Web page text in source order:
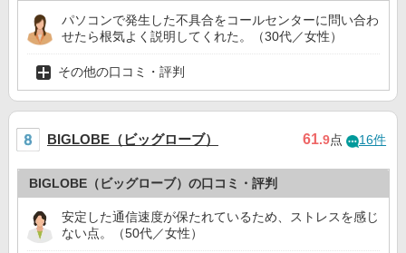
パソコンで発生した不具合をコールセンターに問い合わ
せたら根気よく説明してくれた。（30代／女性）
その他の口コミ・評判
BIGLOBE（ビッグローブ） 61.9点 16件
BIGLOBE（ビッグローブ）の口コミ・評判
安定した通信速度が保たれているため、ストレスを感じ
ない点。（50代／女性）